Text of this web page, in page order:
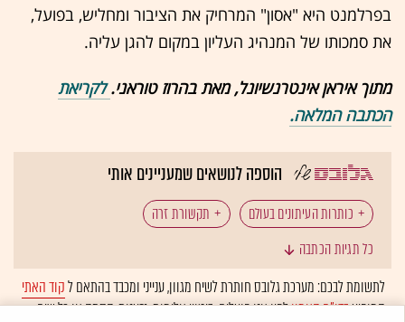
בפרלמנט היא "אסון" המרחיק את הציבור ומחליש, בפועל,
את סמכותו של המנהיג העליון במקום להגן עליה.
מתוך איראן אינטרנשיונל, מאת בהרוז טוראני.לקריאת
הכתבה המלאה.
הוספה לנושאים שמעניינים אותי
כותרות העיתונים בעולם תקשורת זרה
סיקור תקשורתי
בינה מלאכותית גז טבעי
כל תגיות הכתבה
לתשומת לבכם: מערכת גלובס חותרת לשיח מגוון, ענייני ומכבד בהתאם לקוד האתי
המופיעבדו"ח האמוןלפיו אנו פועלים. ביטויי אלימות, גזענות, הסתה או כל שיח